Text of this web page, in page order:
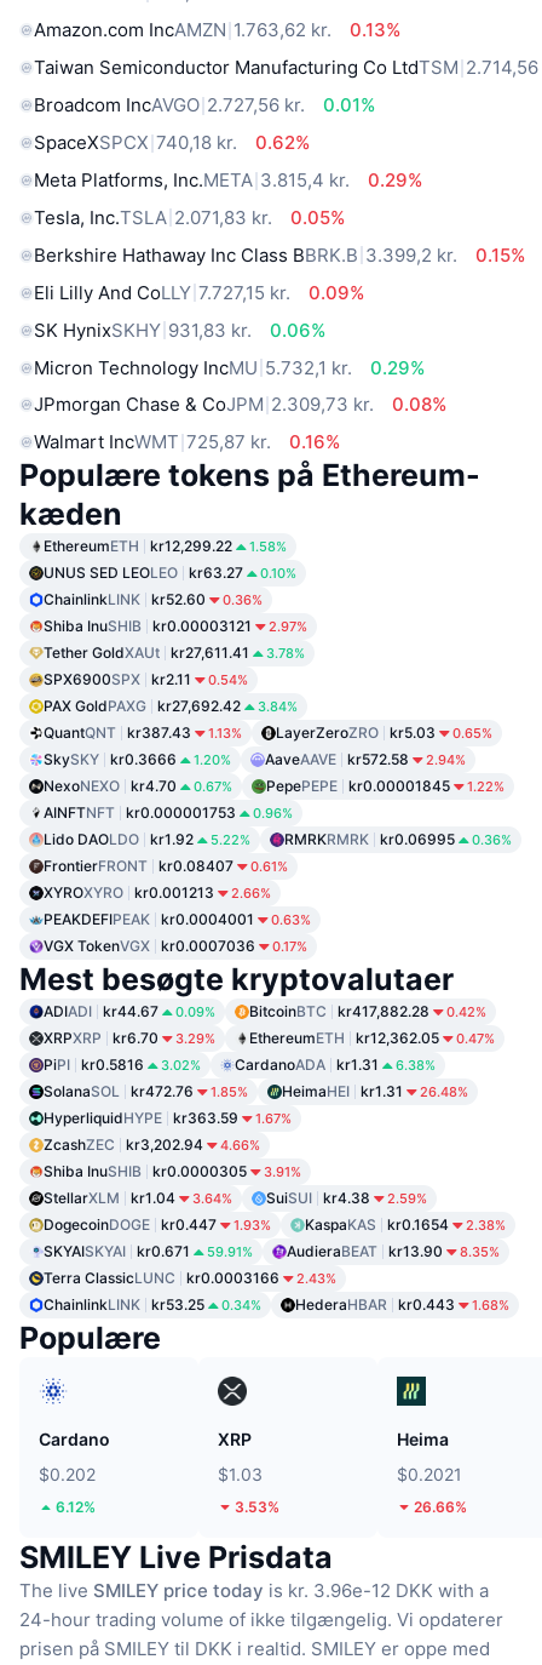
Amazon.com IncAMZN 1.763,62 kr.
0.13%
Taiwan Semiconductor Manufacturing Co LtdTSM
Broadcom IncAVGO 2.727,56 kr.
0.01%
SpaceXSPCX 740,18 kr.
0.62%
Meta Platforms, Inc.META 3.815,4 kr.
0.29%
Tesla, Inc.TSLA 2.071,83 kr.
0.05%
Berkshire Hathaway Inc Class BBRK.B 3.399,2 kr.
0.15%
Eli Lilly And CoLLY 7.727,15 kr.
0.09%
SK HynixSKHY 931,83 kr.
0.06%
Micron Technology IncMU 5.732,1 kr.
0.29%
JPmorgan Chase & CoJPM 2.309,73 kr.
0.08%
Walmart IncWMT 725,87 kr. 0.16%
Populære tokens på Ethereum-
kæden
EthereumETH kr12,299.22 1.58%
UNUS SED LEOLEO kr63.27 0.10%
ChainlinkLINK kr52.60 0.36%
Shiba InuSHIB kr0.00003121 2.97%
Tether GoldXAUt kr27,611.41 3.78%
SPX6900SPX kr2.11 0.54%
PAX GoldPAXG kr27,692.42 3.84%
QuantQNT kr387.43 1.13% LayerZeroZRO kr5.03 0.65%
SkySKY kr0.3666 1.20% AaveAAVE kr572.58 2.94%
NexoNEXO kr4.70 0.67% PepePEPE kr0.00001845 1.22%
AINFTNFT kr0.000001753 0.96%
Lido DAOLDO kr1.92 5.22% RMRKRMRK kr0.06995 0.36%
FrontierFRONT kr0.08407 0.61%
XYROXYRO kr0.001213 2.66%
PEAKDEFIPEAK kr0.0004001 0.63%
VGX TokenVGX kr0.0007036 0.17%
Mest besøgte kryptovalutaer
ADIADI kr44.67 0.09% BitcoinBTC kr417,882.28 0.42%
XRPXRP kr6.70 3.29% EthereumETH kr12,362.05 0.47%
PiPI kr0.5816 3.02% CardanoADA kr1.31 6.38%
SolanaSOL kr472.76 1.85% HeimaHEI kr1.31 26.48%
HyperliquidHYPE kr363.59 1.67%
ZcashZEC kr3,202.94 4.66%
Shiba InuSHIB kr0.0000305 3.91%
StellarXLM kr1.04 3.64% SuiSUI kr4.38 2.59%
DogecoinDOGE kr0.447 1.93% KaspaKAS kr0.1654 2.38%
SKYAISKYAI kr0.671 59.91% AudieraBEAT kr13.90 8.35%
Terra ClassicLUNC kr0.0003166 2.43%
ChainlinkLINK kr53.25 0.34% HederaHBAR kr0.443 1.68%
Populære
Cardano
$0.202
6.12%
XRP
$1.03
3.53%
Heima
$0.2021
26.66%
SMILEY Live Prisdata
The live SMILEY price today is kr. 3.96e-12 DKK with a
24-hour trading volume of ikke tilgængelig. Vi opdaterer
prisen på SMILEY til DKK i realtid. SMILEY er oppe med